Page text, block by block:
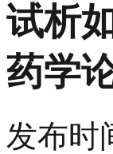
试析
药学
发布时